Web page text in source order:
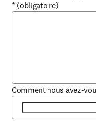
* (obligatoire)
Comment nous avez-